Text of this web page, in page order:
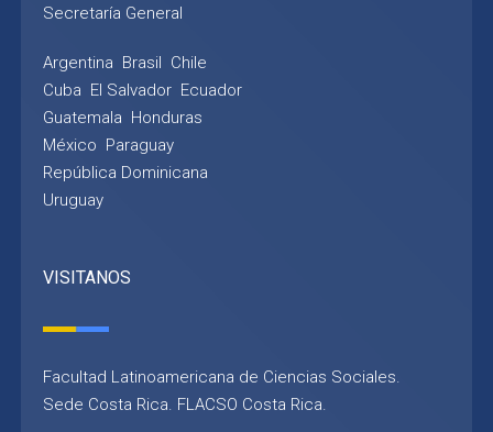
Secretaría General
Argentina Brasil Chile
Cuba El Salvador Ecuador
Guatemala Honduras
México Paraguay
República Dominicana
Uruguay
VISITANOS
Facultad Latinoamericana de Ciencias Sociales.
Sede Costa Rica. FLACSO Costa Rica.